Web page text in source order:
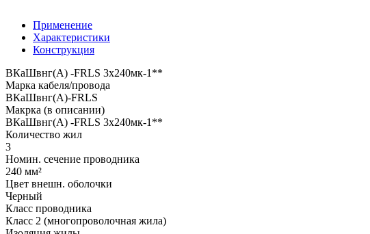
Применение
Характеристики
Конструкция
ВКаШвнг(A) -FRLS 3x240мк-1**
Марка кабеля/провода
ВКаШвнг(A)-FRLS
Макрка (в описании)
ВКаШвнг(A) -FRLS 3x240мк-1**
Количество жил
3
Номин. сечение проводника
240 мм²
Цвет внешн. оболочки
Черный
Класс проводника
Класс 2 (многопроволочная жила)